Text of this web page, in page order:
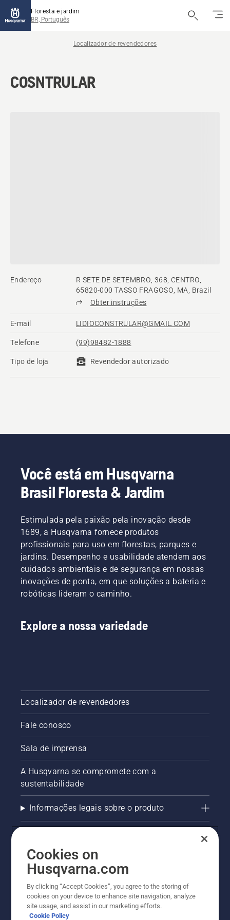
Floresta e jardim
BR, Português
Localizador de revendedores
COSNTRULAR
Endereço
R SETE DE SETEMBRO, 368, CENTRO,
65820-000 TASSO FRAGOSO, MA, Brazil
Obter instruções
E-mail LIDIOCONSTRULAR@GMAIL.COM
Telefone (99)98482-1888
Tipo de loja Revendedor autorizado
Você está em Husqvarna
Brasil Floresta & Jardim
Estimulada pela paixão pela inovação desde
1689, a Husqvarna fornece produtos
profissionais para uso em florestas, parques e
jardins. Desempenho e usabilidade atendem aos
cuidados ambientais e de segurança em nossas
inovações de ponta, em que soluções a bateria e
robóticas lideram o caminho.
Explore a nossa variedade
Localizador de revendedores
Fale conosco
Sala de imprensa
A Husqvarna se compromete com a
sustentabilidade
Informações legais sobre o produto
Outros sites Husqvarna
Trabalhe Conosco
Cookies on
Husqvarna.com
By clicking “Accept Cookies”, you agree to the storing of
cookies on your device to enhance site navigation, analyze
site usage, and assist in our marketing efforts.
Cookie Policy